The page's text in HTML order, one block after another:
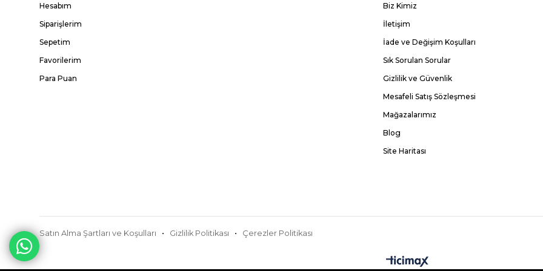
Hesabım
Siparişlerim
Sepetim
Favorilerim
Para Puan
Biz Kimiz
İletişim
İade ve Değişim Koşulları
Sık Sorulan Sorular
Gizlilik ve Güvenlik
Mesafeli Satış Sözleşmesi
Mağazalarımız
Blog
Site Haritası
Satın Alma Şartları ve Koşulları Gizlilik Politikası Çerezler Politikası